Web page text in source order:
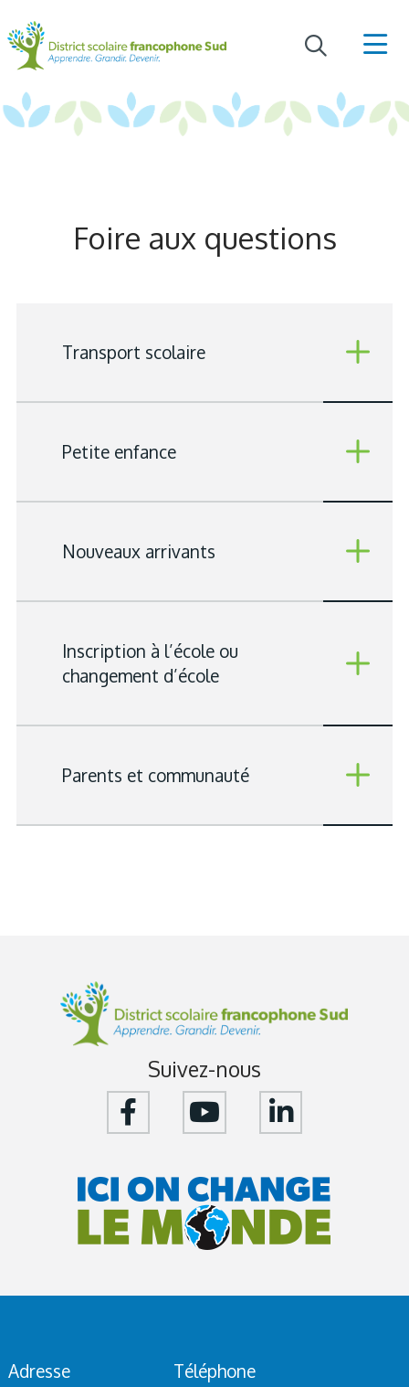
Foire aux questions
Transport scolaire
Petite enfance
Nouveaux arrivants
Inscription à l’école ou
changement d’école
Parents et communauté
Suivez-nous
Adresse Téléphone